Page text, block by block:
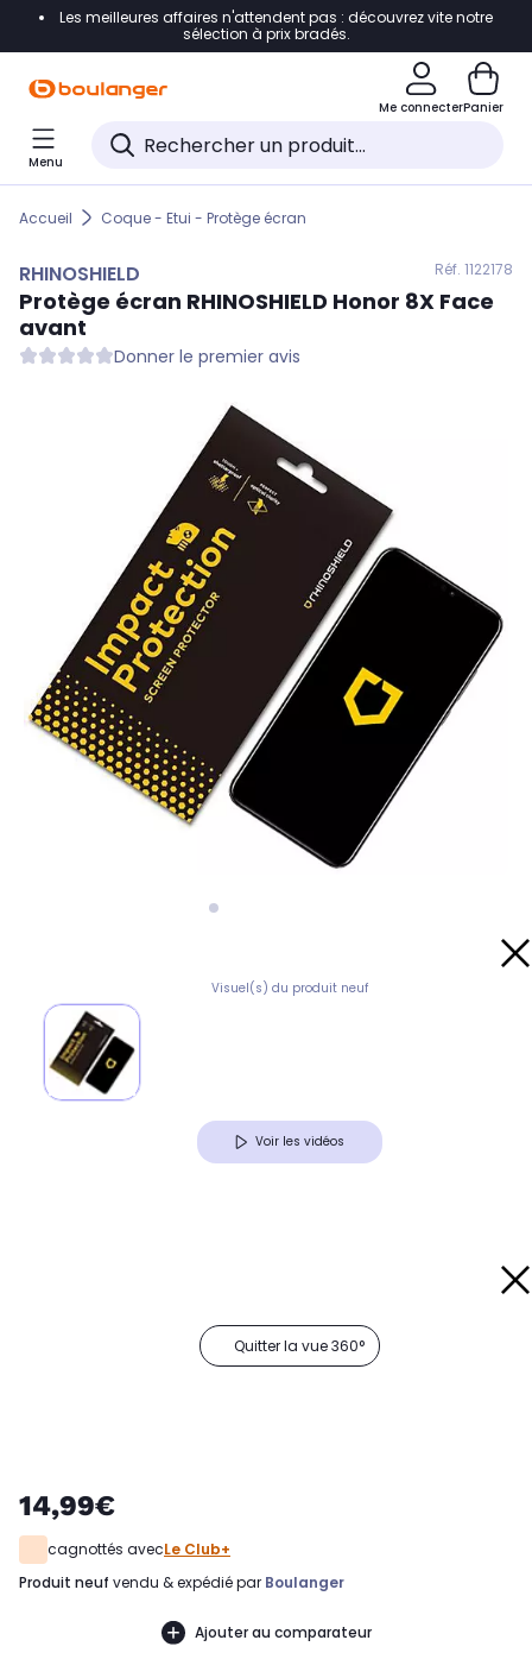
Accéder directement à la navigation
Accéder directement au pied de page
Accéder directement au chatbot
Les meilleures affaires n'attendent pas : découvrez vite notre
sélection à prix bradés.
Me connecterPanier
Menu
Accueil Coque - Etui - Protège écran
RHINOSHIELD Réf. 1122178
Protège écran RHINOSHIELD Honor 8X Face
avant
Donner le premier avis
Visuel(s) du produit neuf
Voir les vidéos
Quitter la vue 360°
14,99€
cagnottés avecLe Club+
produit neuf vendu & expédié par Boulanger
Ajouter au comparateur